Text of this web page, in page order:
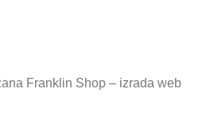
Franklin Shop – izrada web